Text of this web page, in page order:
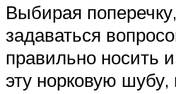
Выбирая
задаваться
правильно носить
эту норковую шубу,